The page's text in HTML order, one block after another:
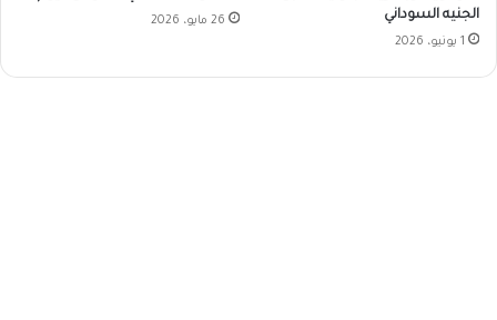
الجنيه السوداني
1 يونيو، 2026
26 مايو، 2026